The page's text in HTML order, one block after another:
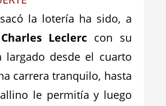
la lotería ha sido, a
Charles Leclerc con su
largado desde el cuarto
carrera tranquilo, hasta
le permitía y luego